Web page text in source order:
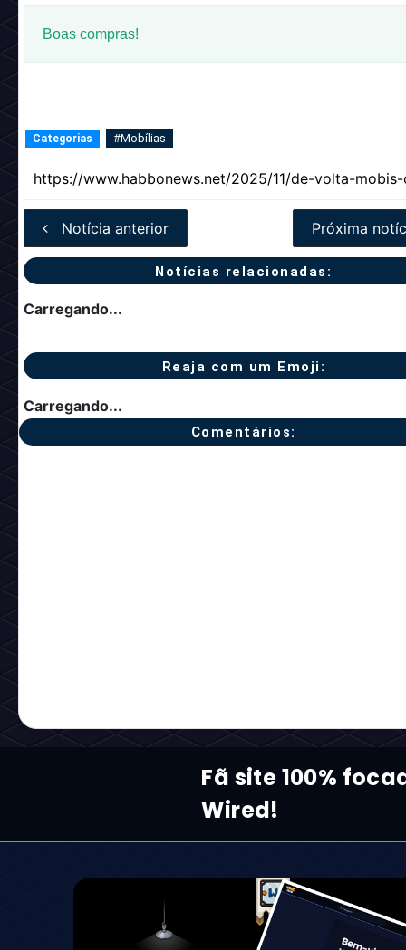
Boas compras!
Categorias #Mobílias
Notícia anterior Próxima
Notícias relacionadas:
Carregando...
Reaja com um Emoji:
Carregando...
Comentários:
Fã site 100%
Wired!